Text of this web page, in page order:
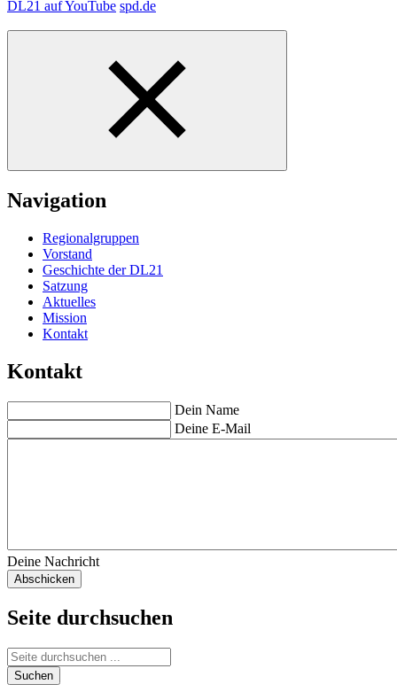
DL21 auf YouTube spd.de
Navigation
Regionalgruppen
Vorstand
Geschichte der DL21
Satzung
Aktuelles
Mission
Kontakt
Kontakt
Dein Name
Deine E-Mail
Deine Nachricht
Seite durchsuchen